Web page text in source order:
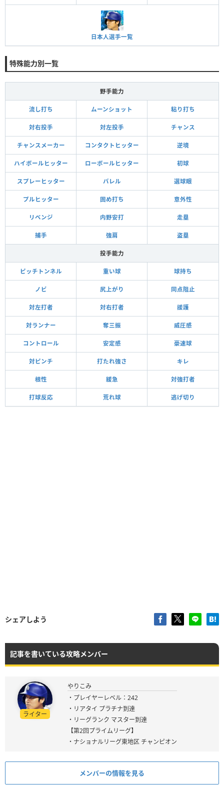
日本人選手一覧
特殊能力別一覧
野手能力
流し打ち ムーンショット 粘り打ち
対右投手 対左投手 チャンス
チャンスメーカー コンタクトヒッター 逆境
ハイボールヒッター ローボールヒッター 初球
スプレーヒッター バレル 選球眼
プルヒッター 固め打ち 意外性
リベンジ 内野安打 走塁
捕手 強肩 盗塁
投手能力
ピッチトンネル 重い球 球持ち
ノビ 尻上がり 同点阻止
対左打者 対右打者 援護
対ランナー 奪三振 威圧感
コントロール 安定感 豪速球
対ピンチ 打たれ強さ キレ
根性 緩急 対強打者
打球反応 荒れ球 逃げ切り
シェアしよう
記事を書いている攻略メンバー
ライター
やりこみ
・プレイヤーレベル：242
・リアタイ プラチナ到達
・リーグランク マスター到達
【第2回プライムリーグ】
・ナショナルリーグ東地区 チャンピオン
メンバーの情報を見る